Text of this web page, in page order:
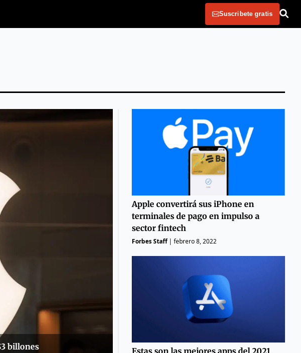
Suscribete gratis
billones
Apple convertirá sus iPhone en
terminales de pago en impulso a
sector fintech
Forbes Staff| febrero 8, 2022
Estas son las mejores apps del 2021